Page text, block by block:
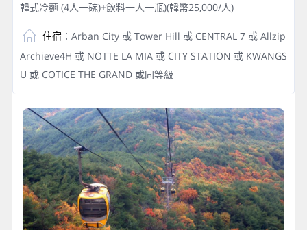
韓式冷麵 (4人一碗)+飲料一人一瓶)(韓幣25,000/人)
住宿 ：Arban City 或 Tower Hill 或 CENTRAL 7 或 Allzip
Archieve4H 或 NOTTE LA MIA 或 CITY STATION 或 KWANGS
U 或 COTICE THE GRAND 或同等級